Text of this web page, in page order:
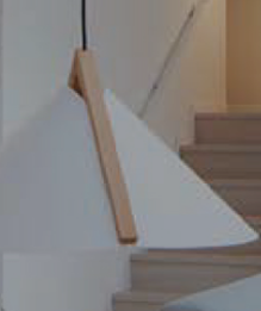
の侵入対策におすす
セキュリティーフィルタ
事例